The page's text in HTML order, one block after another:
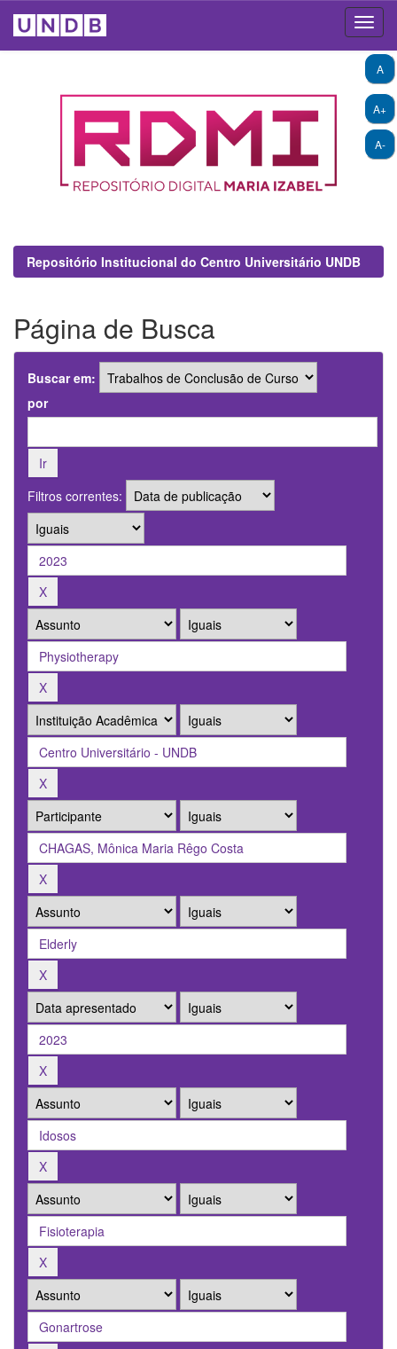
A+
A-
A
Repositório Institucional do Centro Universitário UNDB
Página de Busca
Buscar em:
por
Filtros correntes: